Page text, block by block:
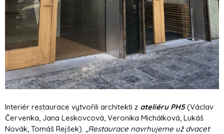
Interiér restaurace vytvořili architekti z ateliéru PH5(Václav
Červenka, Jana Leskovcová, Veronika Michálková, Lukáš
Novák, Tomáš Rejšek). „Restaurace navrhujeme už dvacet